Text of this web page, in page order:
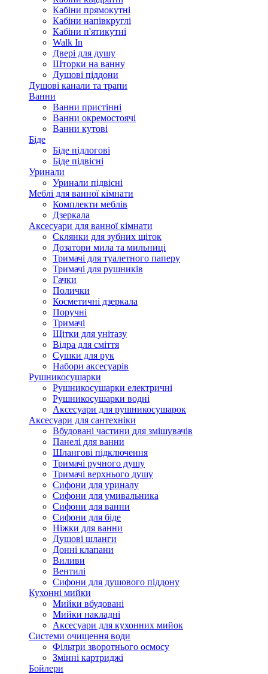
Кабіни прямокутні
Кабіни напівкруглі
Кабіни п'ятикутні
Walk In
Двері для душу
Шторки на ванну
Душові піддони
Душові канали та трапи
Ванни
Ванни пристінні
Ванни окремостоячі
Ванни кутові
Біде
Біде підлогові
Біде підвісні
Уринали
Уринали підвісні
Меблі для ванної кімнати
Комплекти меблів
Дзеркала
Аксесуари для ванної кімнати
Склянки для зубних щіток
Дозатори мила та мильниці
Тримачі для туалетного паперу
Тримачі для рушників
Гачки
Полички
Косметичні дзеркала
Поручні
Тримачі
Щітки для унітазу
Відра для сміття
Сушки для рук
Набори аксесуарів
Рушникосушарки
Рушникосушарки електричні
Рушникосушарки водні
Аксесуари для рушникосушарок
Аксесуари для сантехніки
Вбудовані частини для змішувачів
Панелі для ванни
Шлангові підключення
Тримачі ручного душу
Тримачі верхнього душу
Сифони для уриналу
Сифони для умивальника
Сифони для ванни
Сифони для біде
Ніжки для ванни
Душові шланги
Донні клапани
Виливи
Вентилі
Сифони для душового піддону
Кухонні мийки
Мийки вбудовані
Мийки накладні
Аксесуари для кухонних мийок
Системи очищення води
Фільтри зворотнього осмосу
Змінні картриджі
Бойлери